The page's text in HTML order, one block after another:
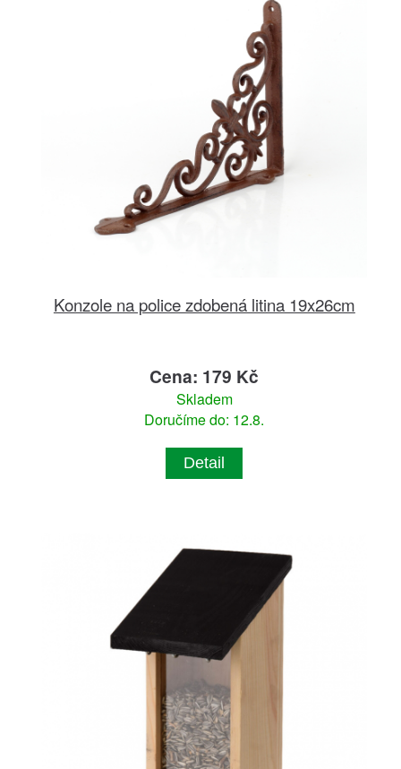
Konzole na police zdobená litina 19x26cm
Cena: 179 Kč
Skladem
Doručíme do: 12.8.
Detail